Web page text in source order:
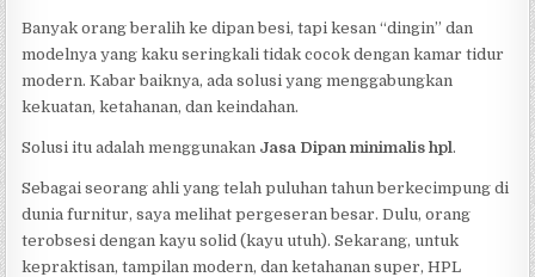
Banyak orang beralih ke dipan besi, tapi kesan “dingin” dan
modelnya yang kaku seringkali tidak cocok dengan kamar tidur
modern. Kabar baiknya, ada solusi yang menggabungkan
kekuatan, ketahanan, dan keindahan.
Solusi itu adalah menggunakan Jasa Dipan minimalis hpl.
Sebagai seorang ahli yang telah puluhan tahun berkecimpung di
dunia furnitur, saya melihat pergeseran besar. Dulu, orang
terobsesi dengan kayu solid (kayu utuh). Sekarang, untuk
kepraktisan, tampilan modern, dan ketahanan super, HPL